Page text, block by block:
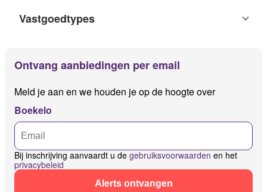
Vastgoedtypes
Ontvang aanbiedingen per email
Meld je aan en we houden je op de hoogte over
Boekelo
Bij inschrijving aanvaardt u de gebruiksvoorwaarden en het
privacybeleid
Alerts ontvangen